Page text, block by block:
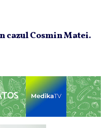
cazul Cosmin Matei.